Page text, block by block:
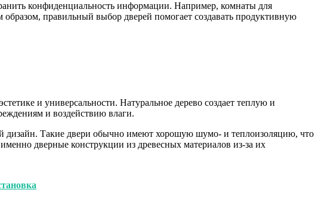
конфиденциальность информации. Например, комнаты для
правильный выбор дверей помогает создавать продуктивную
и универсальности. Натуральное дерево создает теплую и
и воздействию влаги.
Такие двери обычно имеют хорошую шумо- и теплоизоляцию, что
дверные конструкции из древесных материалов из-за их